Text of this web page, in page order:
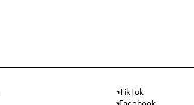
TikTok